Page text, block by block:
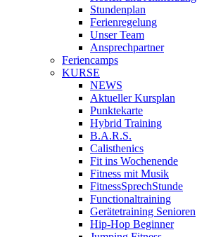
Stundenplan
Ferienregelung
Unser Team
Ansprechpartner
Feriencamps
KURSE
NEWS
Aktueller Kursplan
Punktekarte
Hybrid Training
B.A.R.S.
Calisthenics
Fit ins Wochenende
Fitness mit Musik
FitnessSprechStunde
Functionaltraining
Gerätetraining Senioren
Hip-Hop Beginner